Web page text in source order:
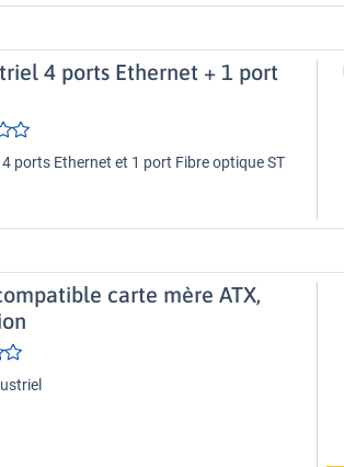
4 ports Ethernet + 1 port
ports Ethernet et 1 port Fibre optique ST
carte mère ATX,